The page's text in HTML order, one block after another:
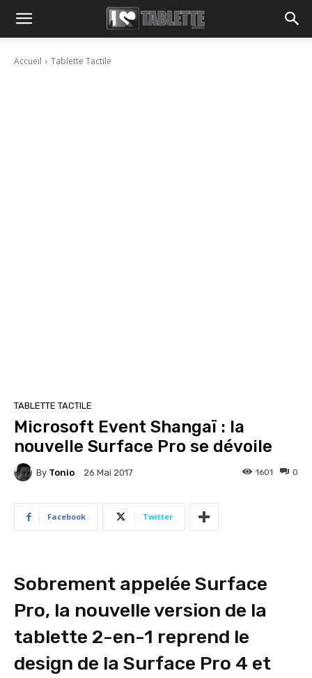
Accueil Tablette Tactile
TABLETTE TACTILE
Microsoft Event Shangaï : la
nouvelle Surface Pro se dévoile
By Tonio 26 Mai 2017 0
1601
Facebook Twitter
Sobrement appelée Surface
Pro, la nouvelle version de la
tablette 2-en-1 reprend le
design de la Surface Pro 4 et